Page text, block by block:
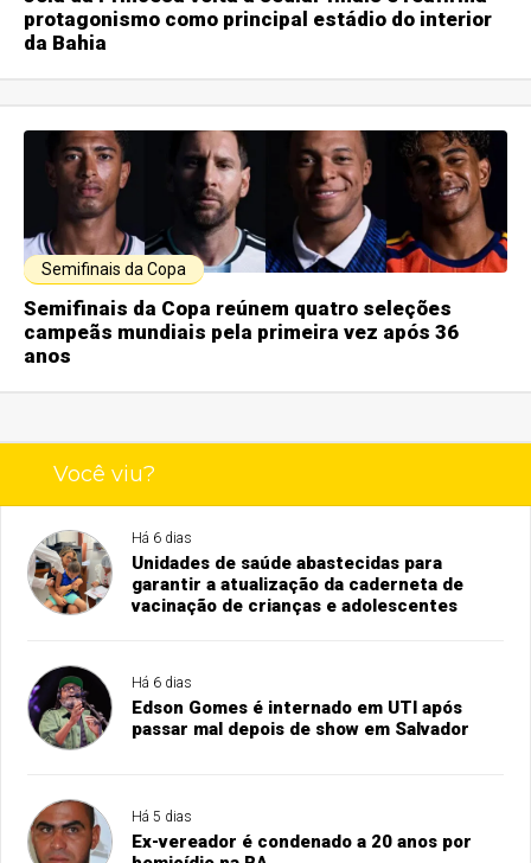
protagonismo como principal estádio do interior
da Bahia
Semifinais da Copa
Semifinais da Copa reúnem quatro seleções
campeãs mundiais pela primeira vez após 36
anos
Você viu?
Há 6 dias
Unidades de saúde abastecidas para
garantir a atualização da caderneta de
vacinação de crianças e adolescentes
Há 6 dias
Edson Gomes é internado em UTI após
passar mal depois de show em Salvador
Há 5 dias
Ex-vereador é condenado a 20 anos por